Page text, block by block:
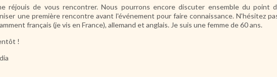
réjouis de vous rencontrer. Nous pourrons encore discuter ensemble du point
une première rencontre avant l'événement pour faire connaissance. N'hésitez
français (je vis en France), allemand et anglais. Je suis une femme de 60 ans.
!